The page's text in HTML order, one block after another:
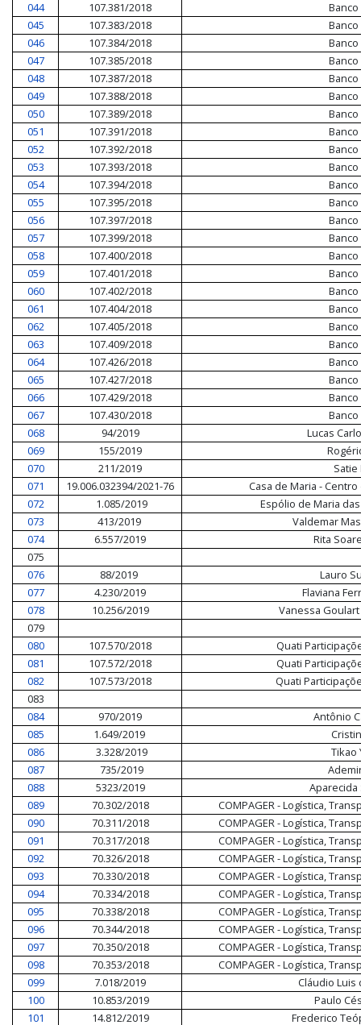
044
107.381/2018
045
107.383/2018
046
107.384/2018
047
107.385/2018
048
107.387/2018
049
107.388/2018
050
107.389/2018
051
107.391/2018
052
107.392/2018
053
107.393/2018
054
107.394/2018
055
107.395/2018
056
107.397/2018
057
107.399/2018
058
107.400/2018
059
107.401/2018
060
107.402/2018
061
107.404/2018
062
107.405/2018
063
107.409/2018
064
107.426/2018
065
107.427/2018
066
107.429/2018
067
107.430/2018
068
94/2019
Lucas
069
155/2019
070
211/2019
071
19.006.032394/2021-76
Casa de Maria -
072
1.085/2019
Espólio de Maria
073
413/2019
Valdemar
074
6.557/2019
Rita
075
076
88/2019
Lauro
077
4.230/2019
Flaviana
078
10.256/2019
Vanessa
079
080
107.570/2018
Quati
081
107.572/2018
Quati
082
107.573/2018
Quati
083
084
970/2019
Antônio
085
1.649/2019
086
3.328/2019
Tikao
087
735/2019
088
5323/2019
Aparecida
089
70.302/2018
COMPAGER - Logística,
090
70.311/2018
COMPAGER - Logística,
091
70.317/2018
COMPAGER - Logística,
092
70.326/2018
COMPAGER - Logística,
093
70.330/2018
COMPAGER - Logística,
094
70.334/2018
COMPAGER - Logística,
095
70.338/2018
COMPAGER - Logística,
096
70.344/2018
COMPAGER - Logística,
097
70.350/2018
COMPAGER - Logística,
098
70.353/2018
COMPAGER - Logística,
099
7.018/2019
Cláudio Luis
100
10.853/2019
Paulo
101
14.812/2019 Frederico